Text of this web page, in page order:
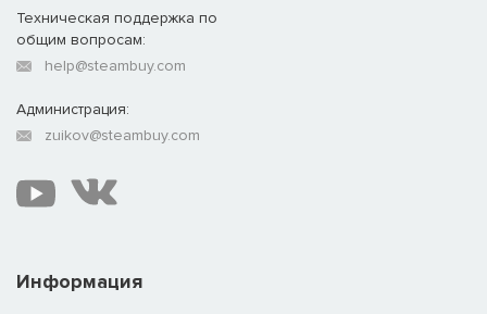
Информация
Техническая поддержка по
общим вопросам:
help@steambuy.com
Администрация:
zuikov@steambuy.com